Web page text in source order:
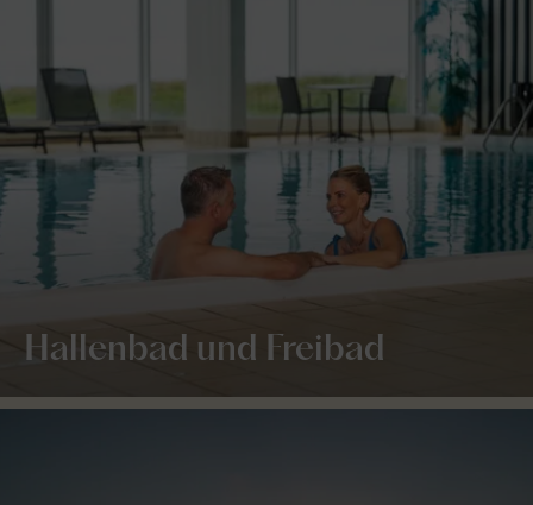
Hallenbad und Freibad